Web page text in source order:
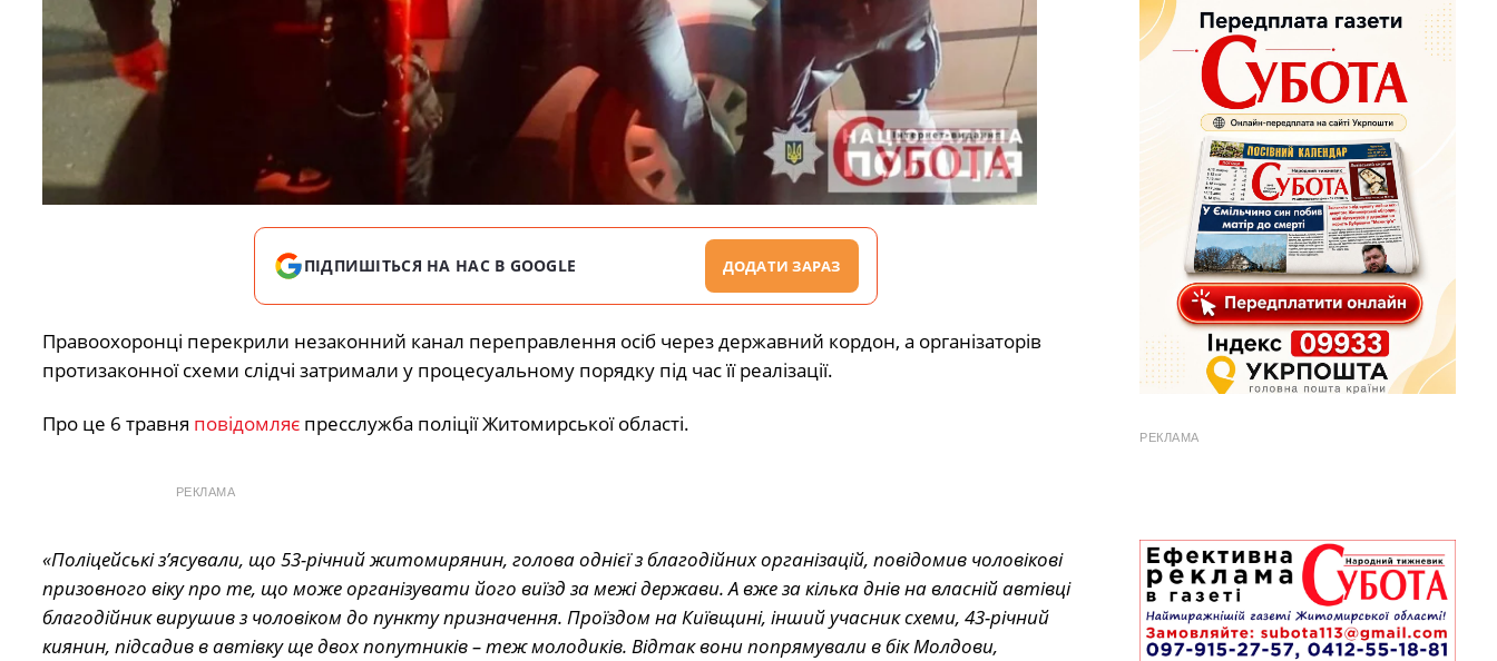
ПІДПИШІТЬСЯ НА НАС В GOOGLE ДОДАТИ ЗАРАЗ
Правоохоронці перекрили незаконний канал переправлення осіб через державний кордон, а організаторів
протизаконної схеми слідчі затримали у процесуальному порядку під час її реалізації.
Про це 6 травня повідомляєпресслужба поліції Житомирської області.
РЕКЛАМА
«Поліцейські з’ясували, що 53-річний житомирянин, голова однієї з благодійних організацій, повідомив чоловікові
призовного віку про те, що може організувати його виїзд за межі держави. А вже за кілька днів на власній автівці
благодійник вирушив з чоловіком до пункту призначення. Проїздом на Київщині, інший учасник схеми, 43-річний
киянин, підсадив в автівку ще двох попутників – теж молодиків. Відтак вони попрямували в бік Молдови,
РЕКЛАМА